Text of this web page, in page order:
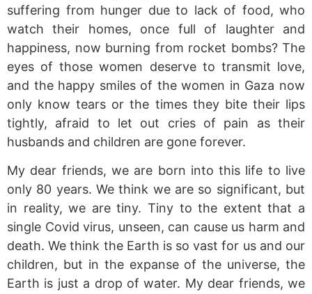
suffering from hunger due to lack of food, who
watch their homes, once full of laughter and
happiness, now burning from rocket bombs? The
eyes of those women deserve to transmit love,
and the happy smiles of the women in Gaza now
only know tears or the times they bite their lips
tightly, afraid to let out cries of pain as their
husbands and children are gone forever.
My dear friends, we are born into this life to live
only 80 years. We think we are so significant, but
in reality, we are tiny. Tiny to the extent that a
single Covid virus, unseen, can cause us harm and
death. We think the Earth is so vast for us and our
children, but in the expanse of the universe, the
Earth is just a drop of water. My dear friends, we